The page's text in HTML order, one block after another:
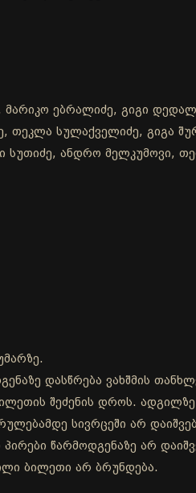
ებრალიძე, გიგი
თეკლა სულაქველიძე, გიგა
ანდრო მელკუმოვი,
დასწრება ვახშმის
ბილეთის შეძენის დროს.
სივრცეში არ
წარმოდგენაზე არ
ბილეთი არ ბრუნდება.